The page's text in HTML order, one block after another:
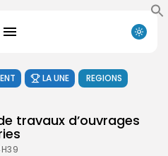
LA UNE
REGIONS
travaux d’ouvrages